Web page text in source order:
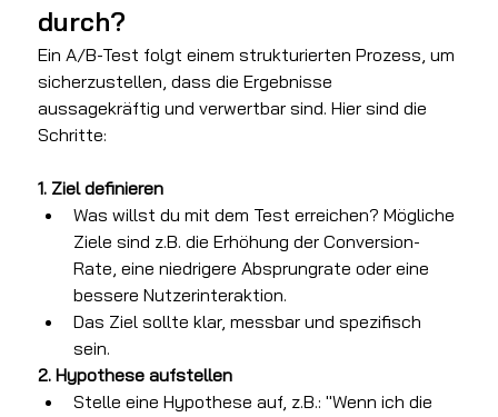
durch?
Ein A/B-Test folgt einem strukturierten Prozess, um
sicherzustellen, dass die Ergebnisse
aussagekräftig und verwertbar sind. Hier sind die
Schritte:
1. Ziel definieren
Was willst du mit dem Test erreichen? Mögliche
Ziele sind z.B. die Erhöhung der Conversion-
Rate, eine niedrigere Absprungrate oder eine
bessere Nutzerinteraktion.
Das Ziel sollte klar, messbar und spezifisch
sein.
2. Hypothese aufstellen
Stelle eine Hypothese auf, z.B.: "Wenn ich die